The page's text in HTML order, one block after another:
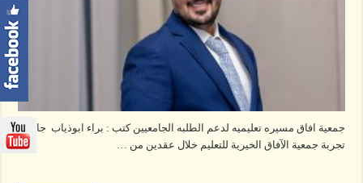
جمعية افاق مسيره تعليميه لدعم الطلبه الجامعيين كتب : براء ابوذياب جاءت
تجربة جمعية الآفاق الخيرية للتعليم خلال عقدين من …